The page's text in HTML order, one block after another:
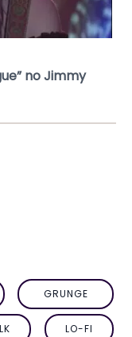
no Jimmy
GRUNGE
LO-FI